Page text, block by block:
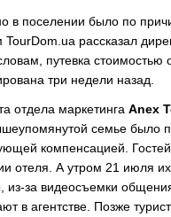
в поселении было по
рассказал
путевка стоимостью
три недели назад.
отдела маркетинга Anex
семье было
компенсацией.
отеля. А утром 21 июля
из-за видеосъемки
в агентстве. Позже